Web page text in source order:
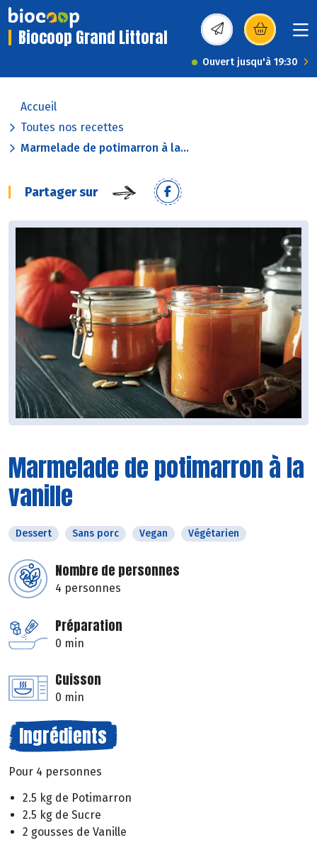
Biocoop Grand Littoral (s’ouvre dans une
Ouvert jusqu'à 19:30
Accueil
Toutes nos recettes
Marmelade de potimarron à la...
Partager sur
Marmelade de potimarron à la
vanille
Dessert Sans porc Vegan Végétarien
Nombre de personnes
4 personnes
Préparation
0 min
Cuisson
0 min
Ingrédients
Pour 4 personnes
2.5 kg de Potimarron
2.5 kg de Sucre
2 gousses de Vanille